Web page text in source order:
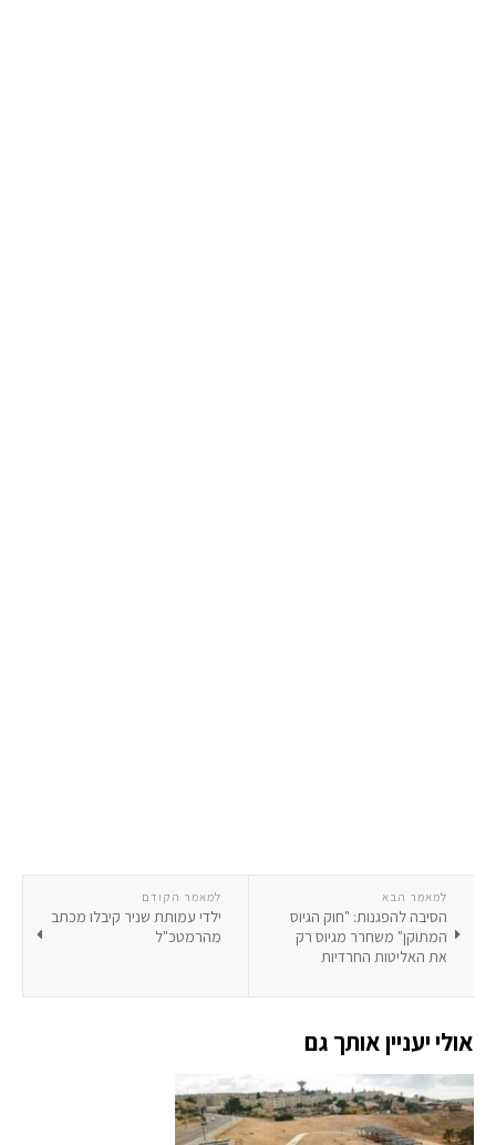
למאמר הקודם
ילדי עמותת שניר קיבלו מכתב
מהרמטכ"ל
למאמר הבא
הסיבה להפגנות: "חוק הגיוס
המתוקן" משחרר מגיוס רק
את האליטות החרדיות
אולי יעניין אותך גם